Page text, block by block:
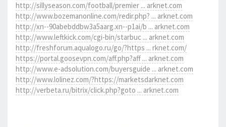
http://sillyseason.com/football/premier ... arknet.com
http://www.bozemanonline.com/redir.php? ... arknet.com
http://xn--90abebddbw3a5aarg.xn--p1ai/b ... arknet.com
http://www.leftkick.com/cgi-bin/starbuc ... arknet.com
http://freshforum.aqualogo.ru/go/?https ... rknet.com/
https://portal.goosevpn.com/aff.php?aff ... arknet.com
http://www.e-adsolution.com/buyersguide ... arknet.com
http://www.lolinez.com/?https://marketsdarknet.com
http://verbeta.ru/bitrix/click.php?goto ... arknet.com